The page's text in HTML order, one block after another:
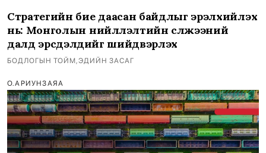
Стратегийн бие даасан байдлыг эрэлхийлэх
нь: Монголын нийлүүлэлтийн сүлжээний
далд эрсдэлүүдийг шийдвэрлэх
БОДЛОГЫН ТОЙМ,ЭДИЙН ЗАСАГ
О.АРИУНЗАЯА